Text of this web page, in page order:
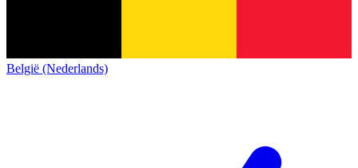
België (Nederlands)